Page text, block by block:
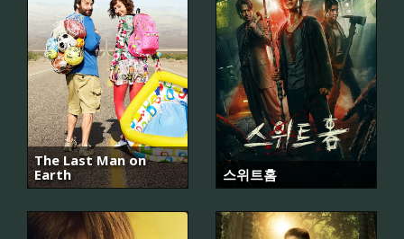
The Last Man on
Earth
스위트홈